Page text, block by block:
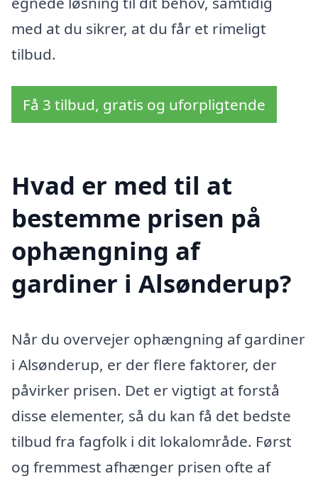
med at du sikrer, at du får et rimeligt
tilbud.
Få 3 tilbud, gratis og uforpligtende
Hvad er med til at
bestemme prisen på
ophængning af
gardiner i Alsønderup?
Når du overvejer ophængning af gardiner
i Alsønderup, er der flere faktorer, der
påvirker prisen. Det er vigtigt at forstå
disse elementer, så du kan få det bedste
tilbud fra fagfolk i dit lokalområde. Først
og fremmest afhænger prisen ofte af